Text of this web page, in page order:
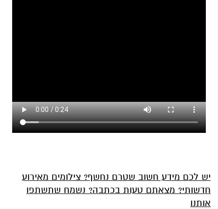
יש לכם מידע חשוב שטרם נחשף? צילומים מאירוע
חדשותי? מצאתם טעות בכתבה? נשמח שתשתפו
אותנו